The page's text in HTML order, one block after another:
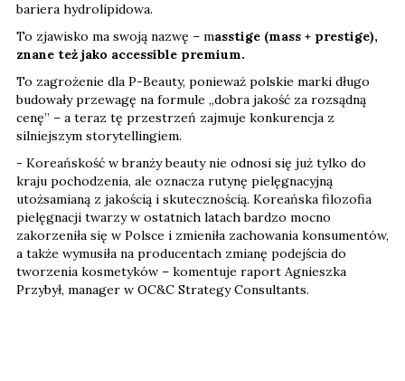
bariera hydrolipidowa.
To zjawisko ma swoją nazwę – masstige (mass + prestige),
znane też jako accessible premium.
To zagrożenie dla P-Beauty, ponieważ polskie marki długo
budowały przewagę na formule „dobra jakość za rozsądną
cenę” – a teraz tę przestrzeń zajmuje konkurencja z
silniejszym storytellingiem.
- Koreańskość w branży beauty nie odnosi się już tylko do
kraju pochodzenia, ale oznacza rutynę pielęgnacyjną
utożsamianą z jakością i skutecznością. Koreańska filozofia
pielęgnacji twarzy w ostatnich latach bardzo mocno
zakorzeniła się w Polsce i zmieniła zachowania konsumentów,
a także wymusiła na producentach zmianę podejścia do
tworzenia kosmetyków – komentuje raport Agnieszka
Przybył, manager w OC&C Strategy Consultants.